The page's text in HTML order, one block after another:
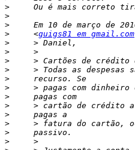
>
>
>
>
     <
guigs81 em gmail.com
>
>
>
>
>
>
>
>
>
>
>
>